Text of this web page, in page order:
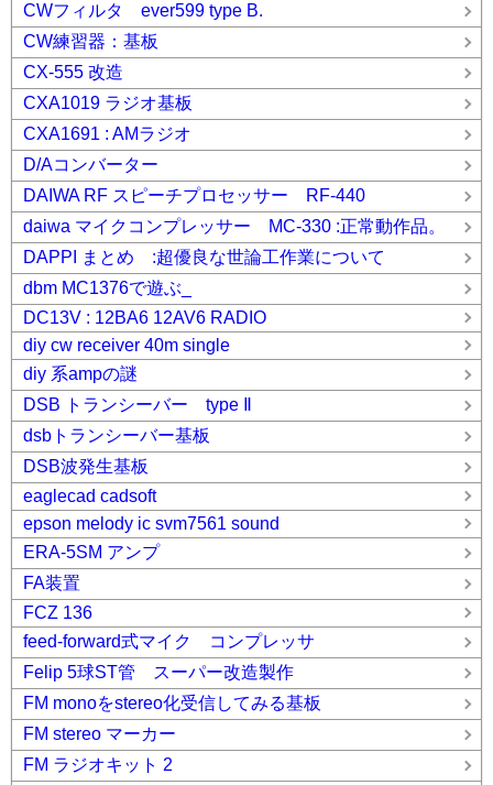
CWフィルタ ever599 type B.
CW練習器：基板
CX-555 改造
CXA1019 ラジオ基板
CXA1691 : AMラジオ
D/Aコンバーター
DAIWA RF スピーチプロセッサー RF-440
daiwa マイクコンプレッサー MC-330 :正常動作品。
DAPPI まとめ :超優良な世論工作業について
dbm MC1376で遊ぶ_
DC13V : 12BA6 12AV6 RADIO
diy cw receiver 40m single
diy 系ampの謎
DSB トランシーバー type Ⅱ
dsbトランシーバー基板
DSB波発生基板
eaglecad cadsoft
epson melody ic svm7561 sound
ERA-5SM アンプ
FA装置
FCZ 136
feed-forward式マイク コンプレッサ
Felip 5球ST管 スーパー改造製作
FM monoをstereo化受信してみる基板
FM stereo マーカー
FM ラジオキット 2